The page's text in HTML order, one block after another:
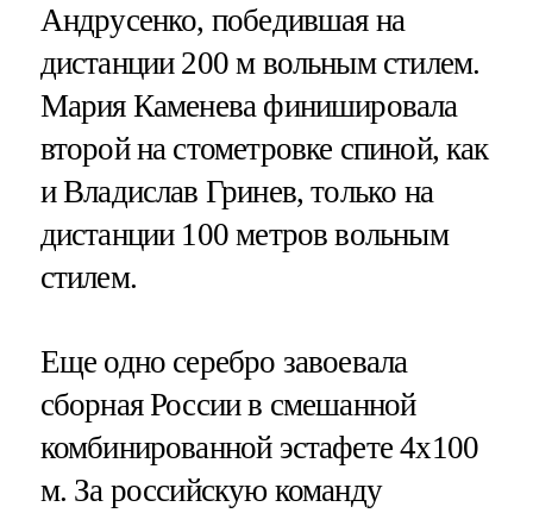
Андрусенко, победившая на
дистанции 200 м вольным стилем.
Мария Каменева финишировала
второй на стометровке спиной, как
и Владислав Гринев, только на
дистанции 100 метров вольным
стилем.
Еще одно серебро завоевала
сборная России в смешанной
комбинированной эстафете 4х100
м. За российскую команду